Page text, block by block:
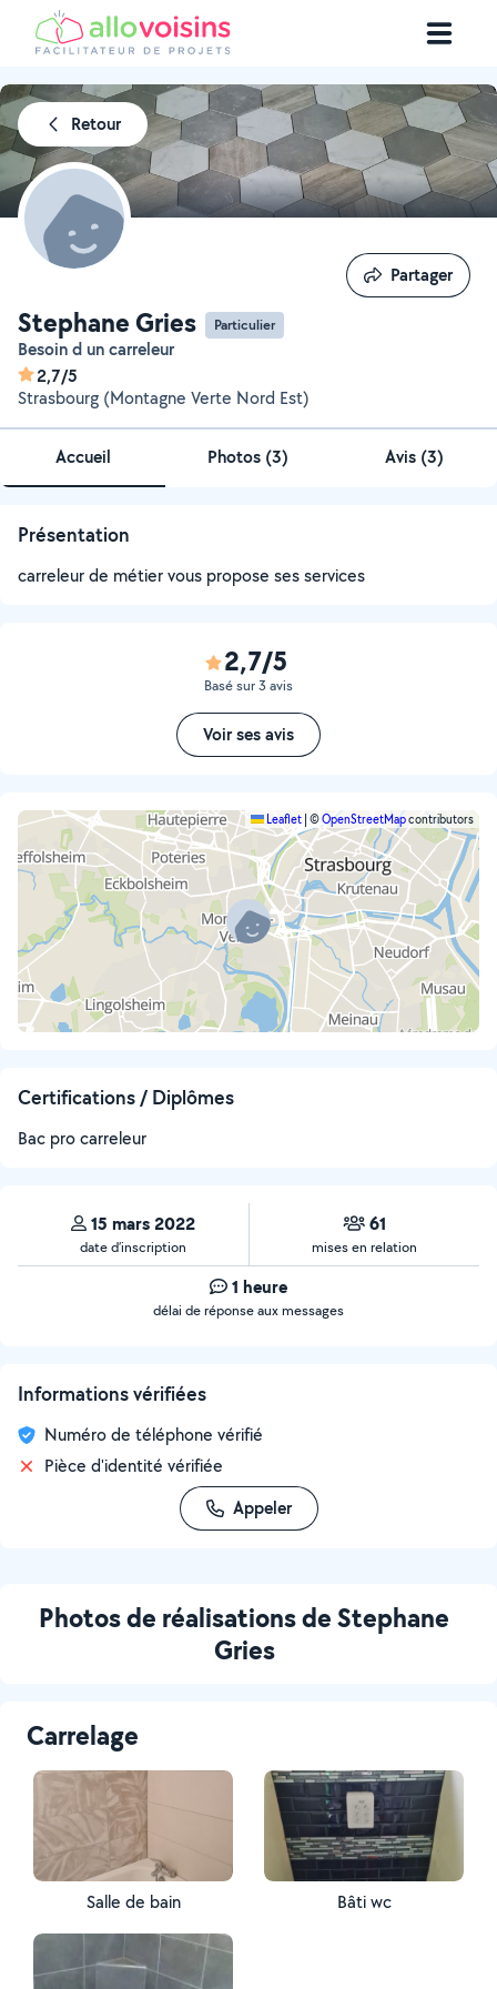
Retour
Stephane Gries Particulier
Besoin d un carreleur
2,7/5
Strasbourg (Montagne Verte Nord Est)
Partager
Partager
Accueil Photos (3) Avis (3)
Présentation
carreleur de métier vous propose ses services
2,7/5
Basé sur 3 avis
Voir ses avis
Leaflet ©OpenStreetMapcontributors
Certifications / Diplômes
Bac pro carreleur
15 mars 2022
date d’inscription
61
mises en relation
1 heure
délai de réponse aux messages
Informations vérifiées
Numéro de téléphone vérifié
Pièce d'identité vérifiée
Appeler
Photos de réalisations de Stephane
Gries
Carrelage
Salle de bain Bâti wc